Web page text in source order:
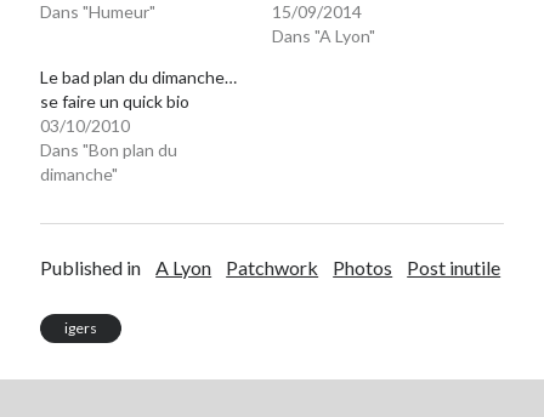
Dans "Humeur"
15/09/2014
Dans "A Lyon"
Le bad plan du dimanche…
se faire un quick bio
03/10/2010
Dans "Bon plan du
dimanche"
Published in A Lyon Patchwork Photos Post inutile
igers